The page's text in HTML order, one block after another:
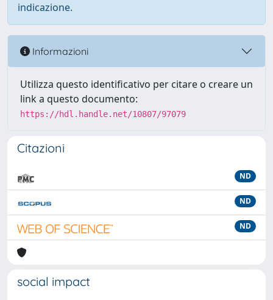
indicazione.
Informazioni
Utilizza questo identificativo per citare o creare un
link a questo documento:
https://hdl.handle.net/10807/97079
Citazioni
ND
ND
ND
social impact